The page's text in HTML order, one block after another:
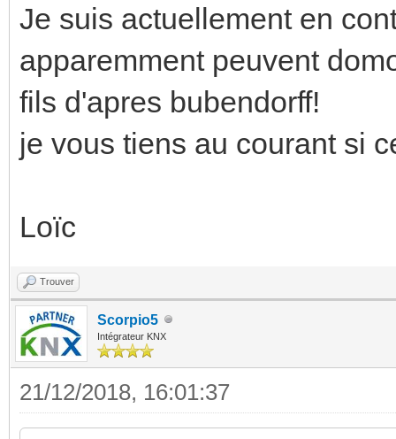
Je suis actuellement en
apparemment peuvent
fils d'apres bubendorff!
je vous tiens au courant si
Loïc
Trouver
Scorpio5
Intégrateur KNX
21/12/2018, 16:01:37